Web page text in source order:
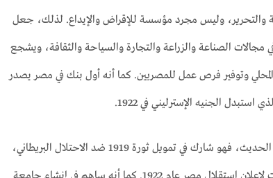
والتحرير، وليس مجرد مؤسسة للإقراض والإيداع. لذلك، جعل
الصناعة والزراعة والتجارة والسياحة والثقافة، ويشجع
المحلي وتوفير فرص عمل للمصريين. كما أنه أول بنك في مصر يصدر
الجنيه الإسترليني في 1922.
له دور كبير في تاريخ مصر الحديث، فهو شارك في تمويل ثورة 1919 ضد الاحتلال البريطاني،